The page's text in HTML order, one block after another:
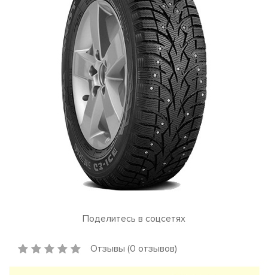
Поделитесь в соцсетях
Отзывы (0 отзывов)